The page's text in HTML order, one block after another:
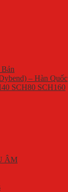
– Hàn Quốc
SCH80 SCH160
ÂM